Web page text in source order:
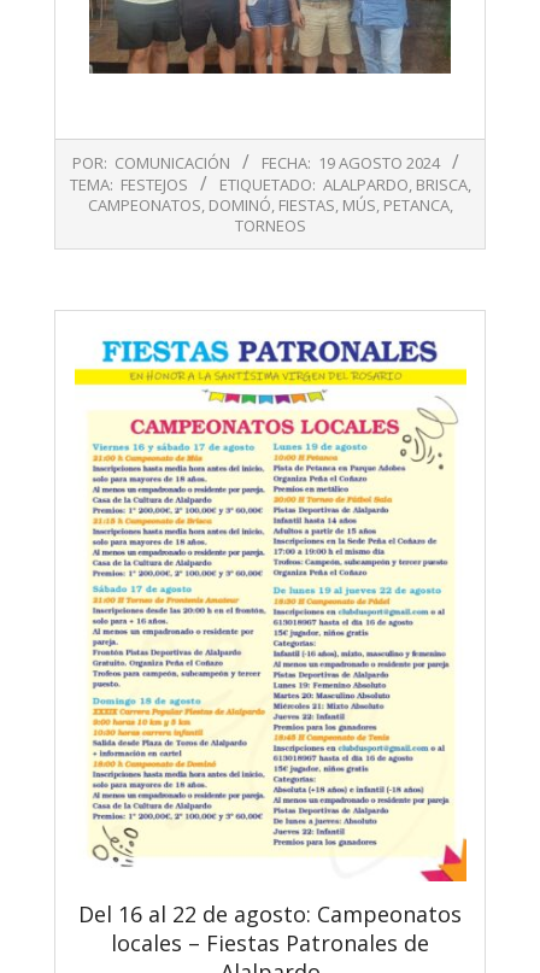
08-
POR: COMUNICACIÓN FECHA: 19 AGOSTO 2024
TEMA: FESTEJOS ETIQUETADO: ALALPARDO, BRISCA,
CAMPEONATOS, DOMINÓ, FIESTAS, MÚS, PETANCA,
TORNEOS
Del 16 al 22 de agosto: Campeonatos
locales – Fiestas Patronales de